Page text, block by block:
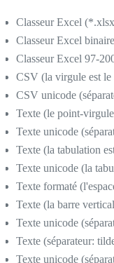
Classeur Excel
Classeur Excel
Classeur Excel 97-
CSV (la virgule est le
CSV unicode
Texte (le point-
Texte unicode
Texte (la tabulation
Texte unicode (la
Texte formaté
Texte (la barre
Texte unicode
Texte (séparateur:
Texte unicode